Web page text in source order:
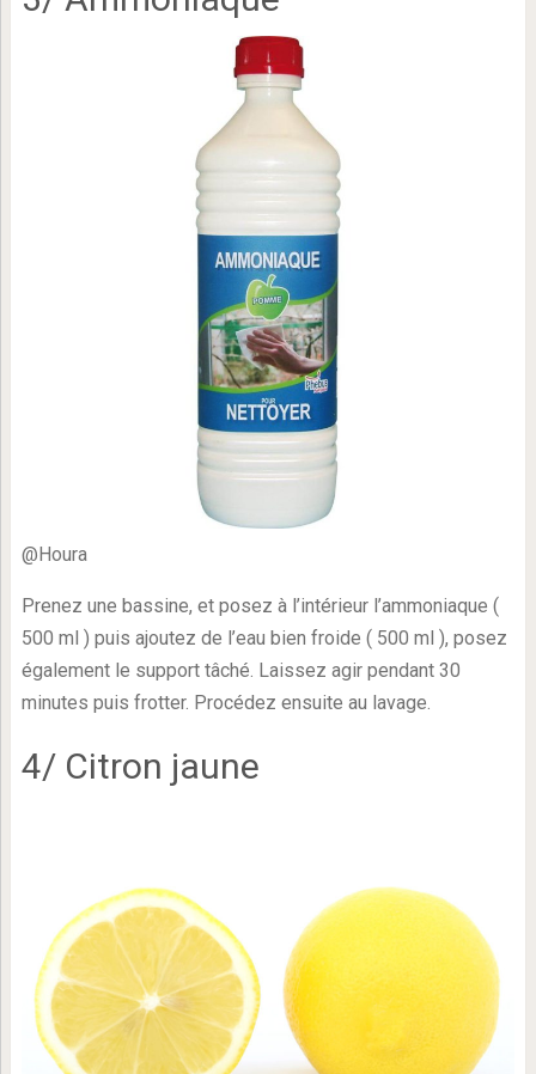
@Houra
Prenez une bassine, et posez à l’intérieur l’ammoniaque (
500 ml ) puis ajoutez de l’eau bien froide ( 500 ml ), posez
également le support tâché. Laissez agir pendant 30
minutes puis frotter. Procédez ensuite au lavage.
4/ Citron jaune